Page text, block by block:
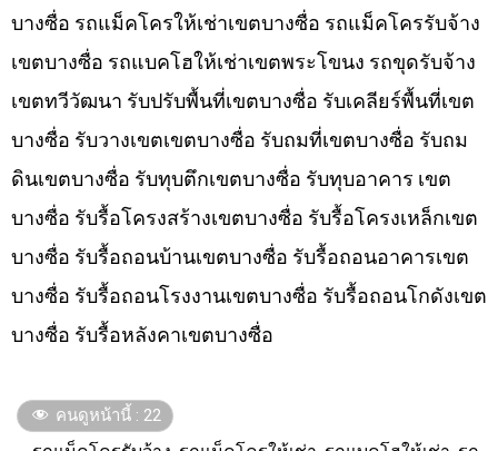
บางซื่อ รถแม็คโครให้เช่าเขตบางซื่อ รถแม็คโครรับจ้าง
เขตบางซื่อ รถแบคโฮให้เช่าเขตพระโขนง รถขุดรับจ้าง
เขตทวีวัฒนา รับปรับพื้นที่เขตบางซื่อ รับเคลียร์พื้นที่เขต
บางซื่อ รับวางเขตเขตบางซื่อ รับถมที่เขตบางซื่อ รับถม
ดินเขตบางซื่อ รับทุบตึกเขตบางซื่อ รับทุบอาคาร เขต
บางซื่อ รับรื้อโครงสร้างเขตบางซื่อ รับรื้อโครงเหล็กเขต
บางซื่อ รับรื้อถอนบ้านเขตบางซื่อ รับรื้อถอนอาคารเขต
บางซื่อ รับรื้อถอนโรงงานเขตบางซื่อ รับรื้อถอนโกดังเขต
บางซื่อ รับรื้อหลังคาเขตบางซื่อ
คนดูหน้านี้ : 22